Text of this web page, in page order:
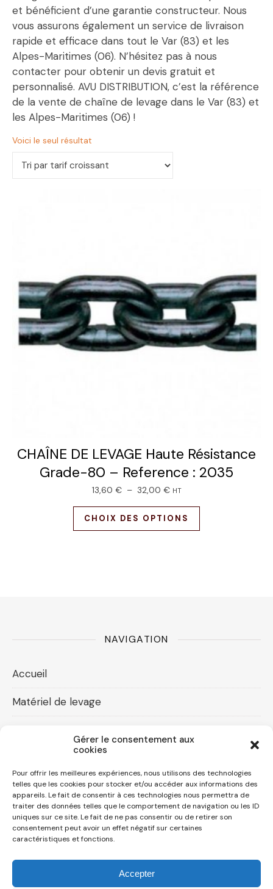
Gérer le consentement aux
cookies
Pour offrir les meilleures expériences, nous utilisons des technologies
telles que les cookies pour stocker et/ou accéder aux informations des
appareils. Le fait de consentir à ces technologies nous permettra de
traiter des données telles que le comportement de navigation ou les ID
uniques sur ce site. Le fait de ne pas consentir ou de retirer son
consentement peut avoir un effet négatif sur certaines
caractéristiques et fonctions.
Accepter
et bénéficient d’une garantie constructeur. Nous
vous assurons également un service de livraison
rapide et efficace dans tout le Var (83) et les
Alpes-Maritimes (06). N’hésitez pas à nous
contacter pour obtenir un devis gratuit et
personnalisé. AVU DISTRIBUTION, c’est la référence
de la vente de chaîne de levage dans le Var (83) et
les Alpes-Maritimes (06) !
Voici le seul résultat
CHAÎNE DE LEVAGE Haute Résistance
Grade-80 – Reference : 2035
13,60 € – 32,00 € HT
CHOIX DES OPTIONS
NAVIGATION
Accueil
Matériel de levage
Contact
Mon compte
Mot de passe perdu